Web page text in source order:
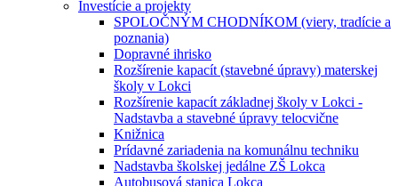
Investície a projekty
SPOLOČNÝM CHODNÍKOM (viery, tradície a
poznania)
Dopravné ihrisko
Rozšírenie kapacít (stavebné úpravy) materskej
školy v Lokci
Rozšírenie kapacít základnej školy v Lokci -
Nadstavba a stavebné úpravy telocvične
Knižnica
Prídavné zariadenia na komunálnu techniku
Nadstavba školskej jedálne ZŠ Lokca
Autobusová stanica Lokca